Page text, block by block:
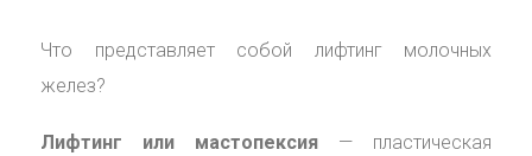
Что представляет собой лифтинг молочных
желез?
Лифтинг или мастопексия — пластическая